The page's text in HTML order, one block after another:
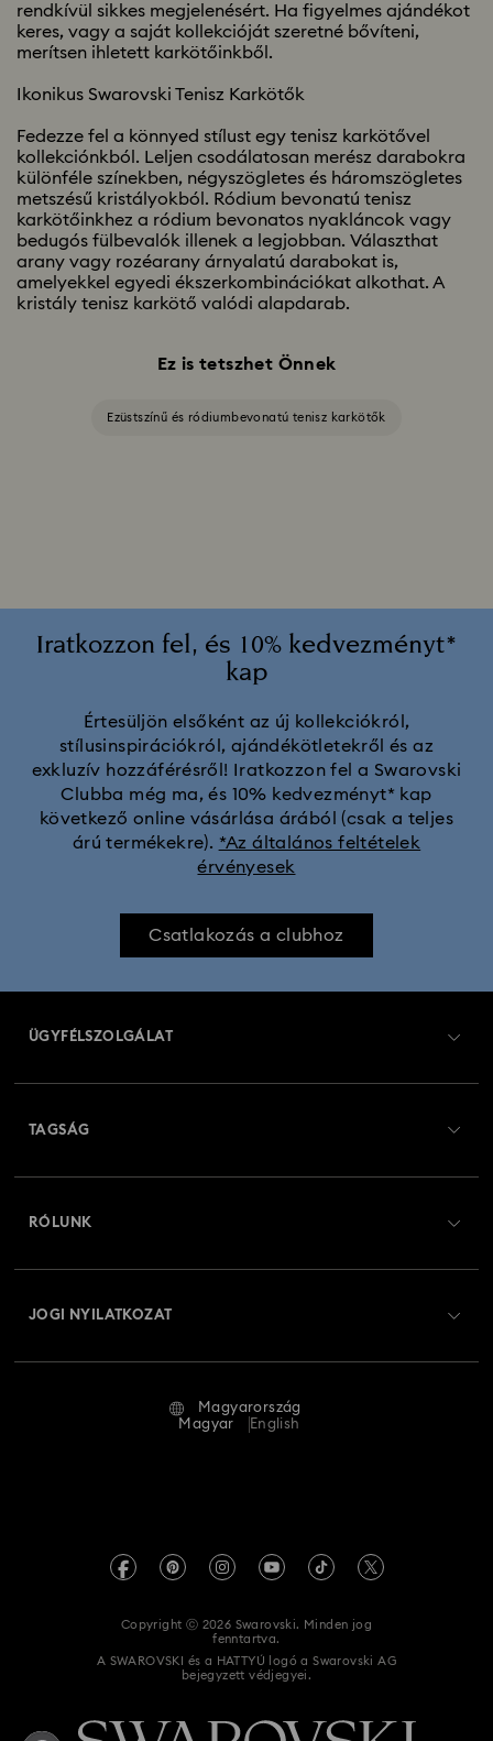
rendkívül sikkes megjelenésért. Ha figyelmes ajándékot
keres, vagy a saját kollekcióját szeretné bővíteni,
merítsen ihletett karkötőinkből.
Ikonikus Swarovski Tenisz Karkötők
Fedezze fel a könnyed stílust egy tenisz karkötővel
kollekciónkból. Leljen csodálatosan merész darabokra
különféle színekben, négyszögletes és háromszögletes
metszésű kristályokból. Ródium bevonatú tenisz
karkötőinkhez a ródium bevonatos nyakláncok vagy
bedugós fülbevalók illenek a legjobban. Választhat
arany vagy rozéarany árnyalatú darabokat is,
amelyekkel egyedi ékszerkombinációkat alkothat. A
kristály tenisz karkötő valódi alapdarab.
Ez is tetszhet Önnek
Ezüstszínű és ródiumbevonatú tenisz karkötők
Iratkozzon fel, és 10% kedvezményt*
kap
Értesüljön elsőként az új kollekciókról,
stílusinspirációkról, ajándékötletekről és az
exkluzív hozzáférésről! Iratkozzon fel a Swarovski
Clubba még ma, és 10% kedvezményt* kap
következő online vásárlása árából (csak a teljes
árú termékekre). *Az általános feltételek
érvényesek
Csatlakozás a clubhoz
ÜGYFÉLSZOLGÁLAT
Visszaküldés és csere
Javítás állapota
TAGSÁG
RÓLUNK
Code of Conduct & Policies
JOGI NYILATKOZAT
REACH-tájékoztató
Akadálymentességi nyilatkozat
Magyarország
Magyar
English
Copyright ⓒ 2026 Swarovski. Minden jog
fenntartva.
A SWAROVSKI és a HATTYÚ logó a Swarovski AG
bejegyzett védjegyei.